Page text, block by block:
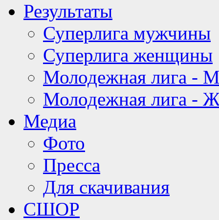
Результаты
Суперлига мужчины
Суперлига женщины
Молодежная лига -
Молодежная лига -
Медиа
Фото
Пресса
Для скачивания
СШОР